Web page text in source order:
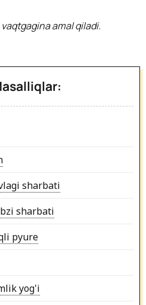
amal qiladi.
sharbati
sharbati
pyure
yog'i